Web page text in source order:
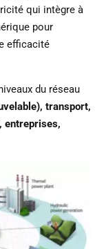
qui intègre à
pour
efficacité
du réseau
transport,
entreprises,